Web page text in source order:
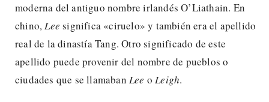
moderna del antiguo nombre irlandés O’Liathain. En
chino,Leesignifica «ciruelo» y también era el apellido
real de la dinastía Tang. Otro significado de este
apellido puede provenir del nombre de pueblos o
ciudades que se llamaban Lee oLeigh.